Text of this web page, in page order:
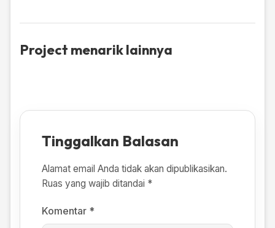
Project menarik lainnya
Tinggalkan Balasan
Alamat email Anda tidak akan dipublikasikan.
Ruas yang wajib ditandai *
Komentar *